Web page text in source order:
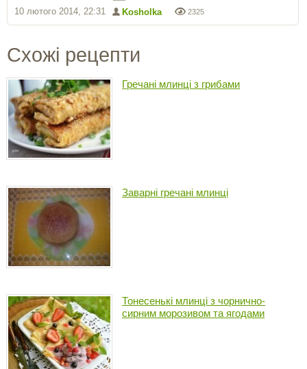
2325
Kosholka
10 лютого 2014, 22:31
Схожі рецепти
Гречані млинці з грибами
Заварні гречані млинці
Тонесенькі млинці з чорнично-
сирним морозивом та ягодами